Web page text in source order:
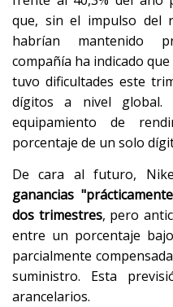
que, sin el impulso del
habrían mantenido
compañía ha indicado
tuvo dificultades este
dígitos a nivel global.
equipamiento de
porcentaje de un solo
De cara al futuro,
ganancias
dos trimestres, pero
entre un porcentaje
parcialmente
suministro. Esta
arancelarios.